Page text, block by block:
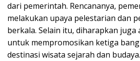
dari pemerintah. Rencananya,
melakukan upaya pelestarian dan
berkala. Selain itu, diharapkan juga
untuk mempromosikan ketiga
destinasi wisata sejarah dan budaya.